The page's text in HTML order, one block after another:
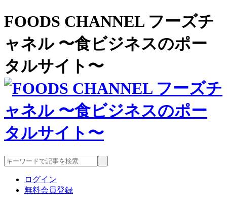
FOODS CHANNEL フーズチ
ャネル 〜食ビジネスのポー
タルサイト〜
ログイン
無料会員登録